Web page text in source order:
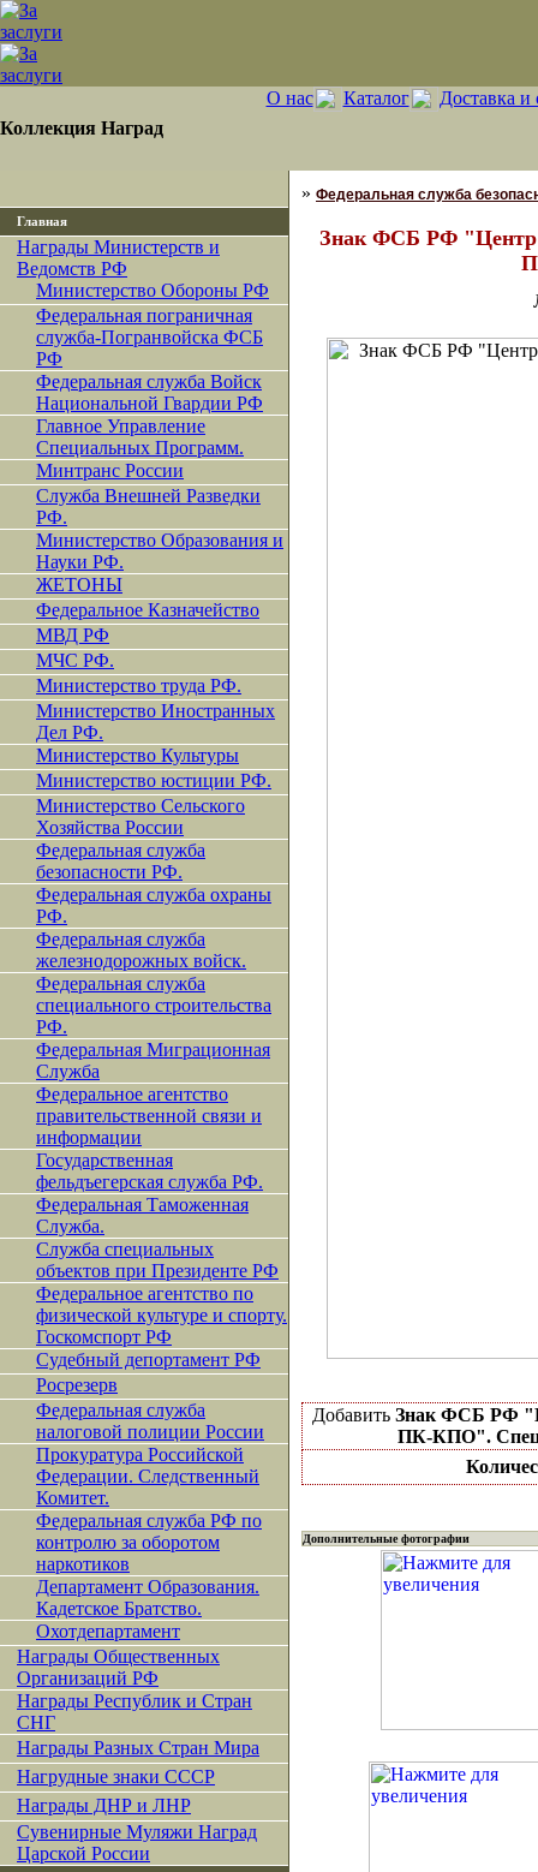
Коллекция Наград
О нас Каталог Доставка и
Главная
Награды Министерств и
Ведомств РФ
Министерство Обороны РФ
Федеральная пограничная
служба-Погранвойска ФСБ
РФ
Федеральная служба Войск
Национальной Гвардии РФ
Главное Управление
Специальных Программ.
Минтранс России
Служба Внешней Разведки
РФ.
Министерство Образования и
Науки РФ.
ЖЕТОНЫ
Федеральное Казначейство
МВД РФ
МЧС РФ.
Министерство труда РФ.
Министерство Иностранных
Дел РФ.
Министерство Культуры
Министерство юстиции РФ.
Министерство Сельского
Хозяйства России
Федеральная служба
безопасности РФ.
Федеральная служба охраны
РФ.
Федеральная служба
железнодорожных войск.
Федеральная служба
специального строительства
РФ.
Федеральная Миграционная
Служба
Федеральное агентство
правительственной связи и
информации
Государственная
фельдъегерская служба РФ.
Федеральная Таможенная
Служба.
Служба специальных
объектов при Президенте РФ
Федеральное агентство по
физической культуре и спорту.
Госкомспорт РФ
Судебный депортамент РФ
Росрезерв
Федеральная служба
налоговой полиции России
Прокуратура Российской
Федерации. Следственный
Комитет.
Федеральная служба РФ по
контролю за оборотом
наркотиков
Департамент Образования.
Кадетское Братство.
Охотдепартамент
Награды Общественных
Организаций РФ
Награды Республик и Стран
СНГ
Награды Разных Стран Мира
Нагрудные знаки СССР
Награды ДНР и ЛНР
Сувенирные Муляжи Наград
Царской России
» Федеральная служба
Знак ФСБ РФ "Центр
Добавить Знак ФСБ РФ
ПК-КПО".
Дополнительные фотографии